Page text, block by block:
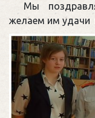
Мы
желаем им удачи